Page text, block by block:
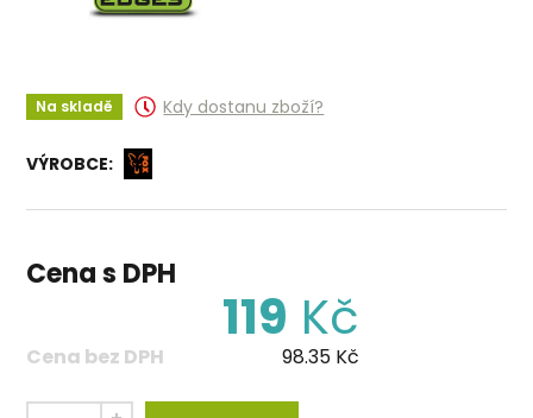
Na skladě Kdy dostanu zboží?
VÝROBCE:
Cena s DPH
119 Kč
Cena bez DPH 98.35 Kč